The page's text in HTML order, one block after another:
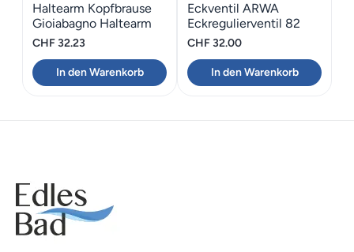
Haltearm Kopfbrause
Gioiabagno Haltearm
Verstärkung Rund
CHF32.23
In den Warenkorb
Eckventil ARWA
Eckregulierventil 82
CHF32.00
In den Warenkorb